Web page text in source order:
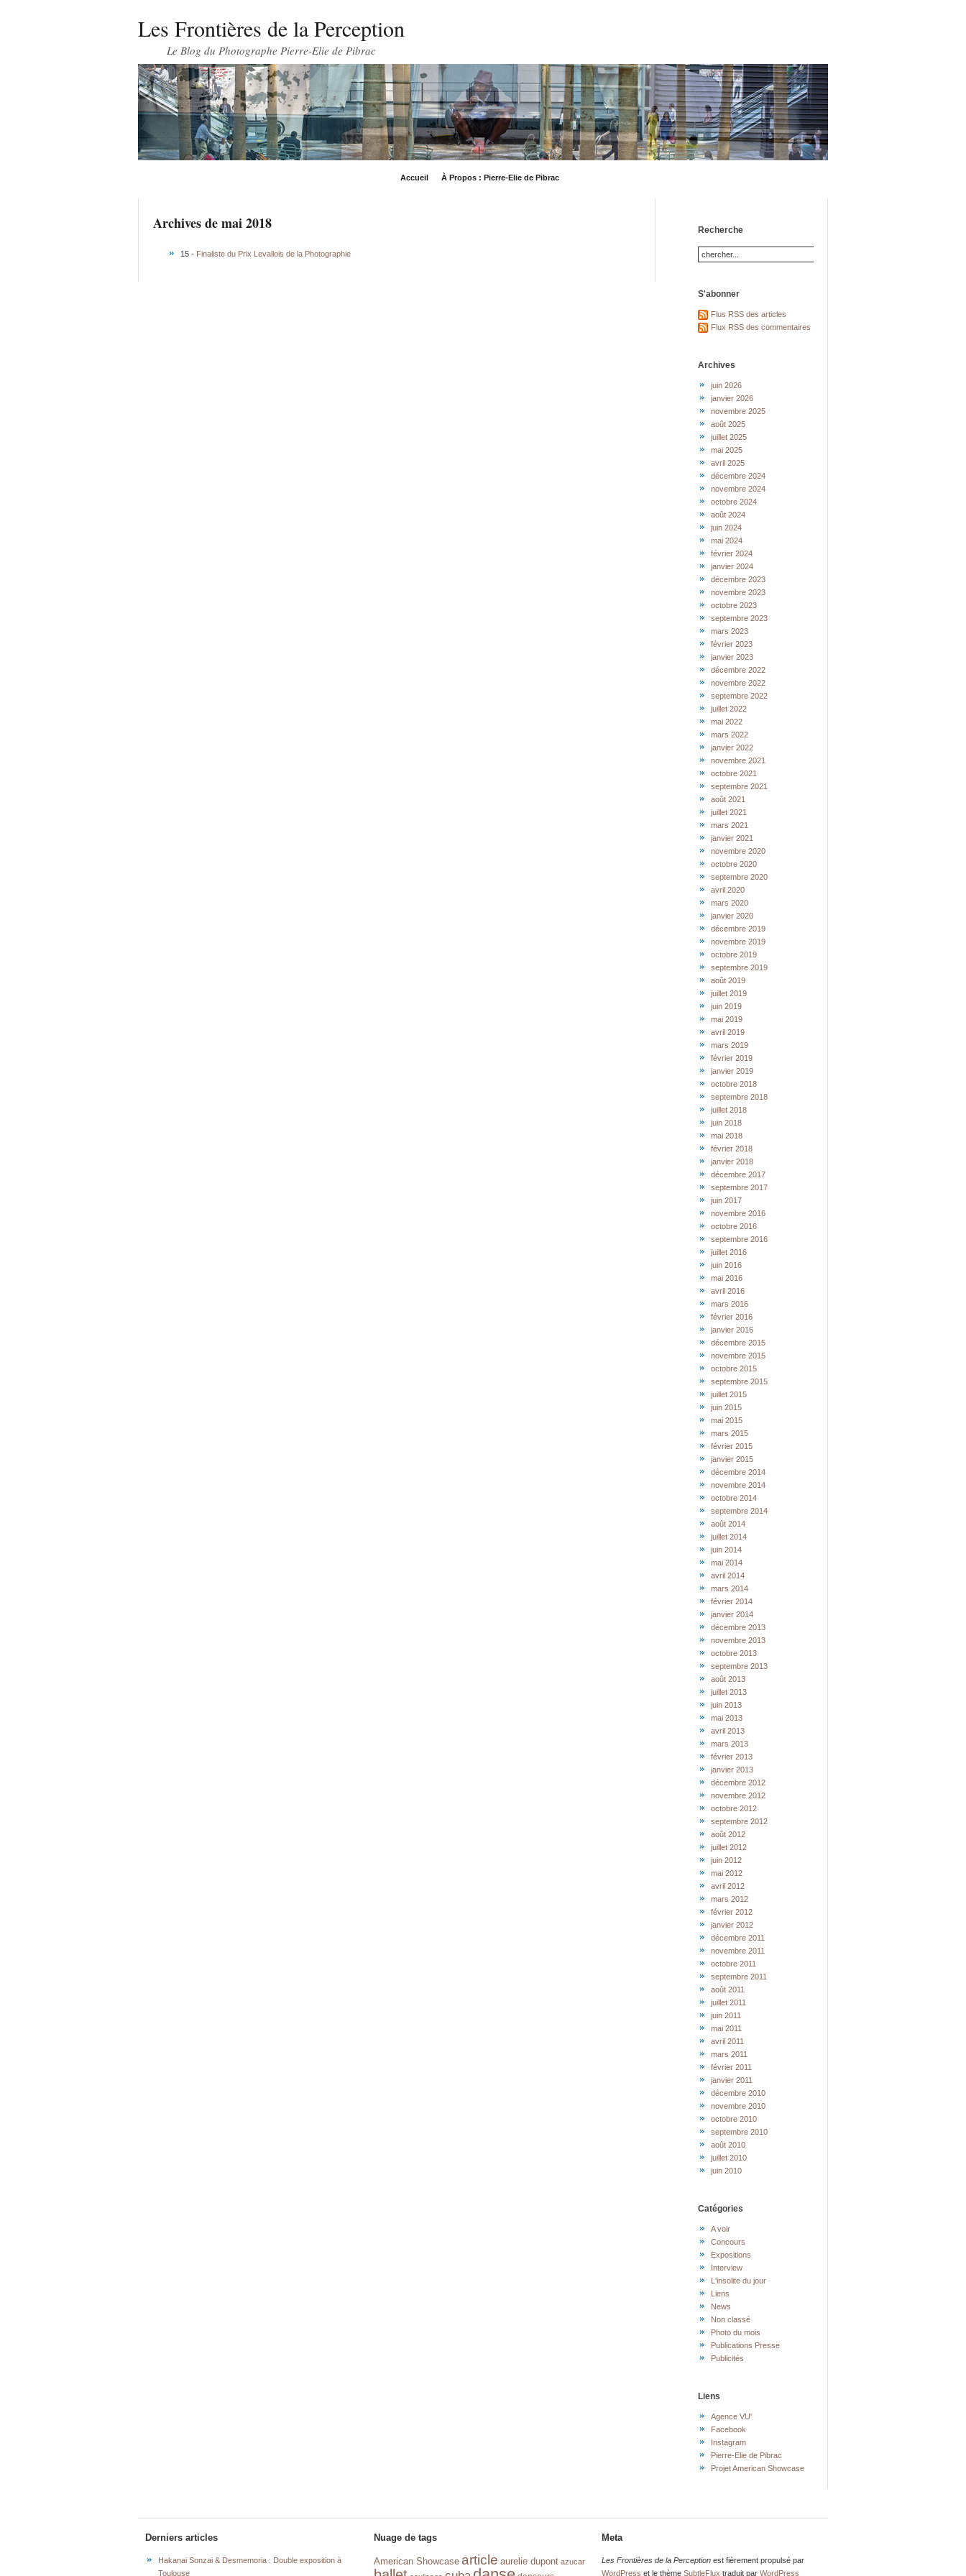
Les Frontières de la Perception
Le Blog du Photographe Pierre-Elie de Pibrac
Accueil À Propos : Pierre-Elie de Pibrac
Archives de mai 2018
15 - Finaliste du Prix Levallois de la Photographie
Recherche
S'abonner
Flus RSS des articles
Flux RSS des commentaires
Archives
juin 2026
janvier 2026
novembre 2025
août 2025
juillet 2025
mai 2025
avril 2025
décembre 2024
novembre 2024
octobre 2024
août 2024
juin 2024
mai 2024
février 2024
janvier 2024
décembre 2023
novembre 2023
octobre 2023
septembre 2023
mars 2023
février 2023
janvier 2023
décembre 2022
novembre 2022
septembre 2022
juillet 2022
mai 2022
mars 2022
janvier 2022
novembre 2021
octobre 2021
septembre 2021
août 2021
juillet 2021
mars 2021
janvier 2021
novembre 2020
octobre 2020
septembre 2020
avril 2020
mars 2020
janvier 2020
décembre 2019
novembre 2019
octobre 2019
septembre 2019
août 2019
juillet 2019
juin 2019
mai 2019
avril 2019
mars 2019
février 2019
janvier 2019
octobre 2018
septembre 2018
juillet 2018
juin 2018
mai 2018
février 2018
janvier 2018
décembre 2017
septembre 2017
juin 2017
novembre 2016
octobre 2016
septembre 2016
juillet 2016
juin 2016
mai 2016
avril 2016
mars 2016
février 2016
janvier 2016
décembre 2015
novembre 2015
octobre 2015
septembre 2015
juillet 2015
juin 2015
mai 2015
mars 2015
février 2015
janvier 2015
décembre 2014
novembre 2014
octobre 2014
septembre 2014
août 2014
juillet 2014
juin 2014
mai 2014
avril 2014
mars 2014
février 2014
janvier 2014
décembre 2013
novembre 2013
octobre 2013
septembre 2013
août 2013
juillet 2013
juin 2013
mai 2013
avril 2013
mars 2013
février 2013
janvier 2013
décembre 2012
novembre 2012
octobre 2012
septembre 2012
août 2012
juillet 2012
juin 2012
mai 2012
avril 2012
mars 2012
février 2012
janvier 2012
décembre 2011
novembre 2011
octobre 2011
septembre 2011
août 2011
juillet 2011
juin 2011
mai 2011
avril 2011
mars 2011
février 2011
janvier 2011
décembre 2010
novembre 2010
octobre 2010
septembre 2010
août 2010
juillet 2010
juin 2010
Catégories
A voir
Concours
Expositions
Interview
L'insolite du jour
Liens
News
Non classé
Photo du mois
Publications Presse
Publicités
Liens
Agence VU'
Facebook
Instagram
Pierre-Elie de Pibrac
Projet American Showcase
Derniers articles
Hakanai Sonzai & Desmemoria : Double exposition à
Toulouse
Nuage de tags
American Showcase article aurelie dupont azucar
Meta
Les Frontières de la Perception est fièrement propulsé par
WordPress et le thèmeSubtleFlux traduit parWordPress